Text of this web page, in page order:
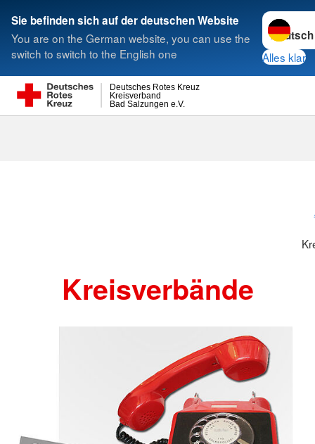
Sie befinden sich auf der deutschen Website
You are on the German website, you can use the
switch to switch to the English one
Sprache
Alles klar
Bad Salzungen e.V.
Kreisverband
Deutsches Rotes Kreuz
Suche
Kreisverbände